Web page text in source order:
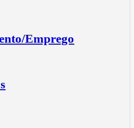
Emprego